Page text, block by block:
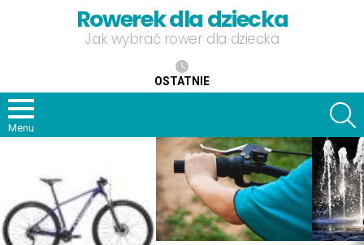
Rowerek dla dziecka
Jak wybrać rower dla dziecka
OSTATNIE
Menu